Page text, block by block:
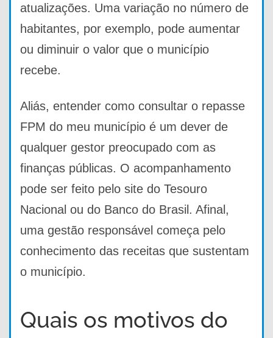
atualizações. Uma variação no número de
habitantes, por exemplo, pode aumentar
ou diminuir o valor que o município
recebe.
Aliás, entender como consultar o repasse
FPM do meu município é um dever de
qualquer gestor preocupado com as
finanças públicas. O acompanhamento
pode ser feito pelo site do Tesouro
Nacional ou do Banco do Brasil. Afinal,
uma gestão responsável começa pelo
conhecimento das receitas que sustentam
o município.
Quais os motivos do